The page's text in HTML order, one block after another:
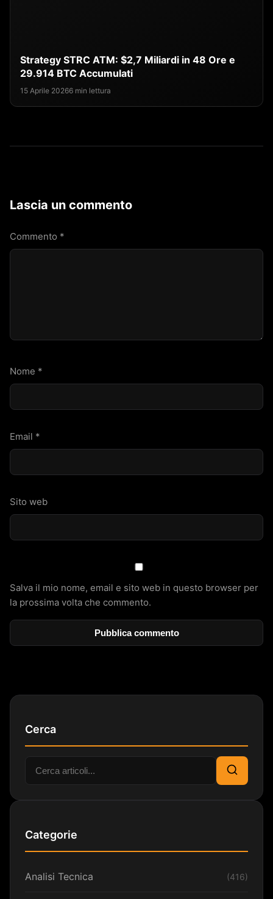
Strategy STRC ATM: $2,7 Miliardi in 48 Ore e
29.914 BTC Accumulati
15 Aprile 20266 min lettura
Lascia un commento
Commento *
Nome *
Email *
Sito web
Salva il mio nome, email e sito web in questo browser per
la prossima volta che commento.
Cerca
Cerca:
Cerca
Categorie
Analisi Tecnica (416)